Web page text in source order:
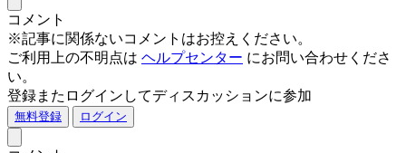
コメント
※記事に関係ないコメントはお控えください。
ご利用上の不明点は ヘルプセンター にお問い合わせくださ
い。
登録またログインしてディスカッションに参加
無料登録 ログイン